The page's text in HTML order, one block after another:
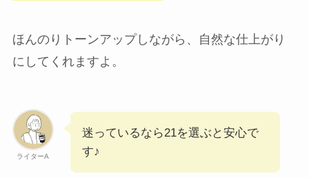
ほんのりトーンアップしながら、自然な仕上がり
にしてくれますよ。
ライターA
迷っているなら21を選ぶと安心で
す♪